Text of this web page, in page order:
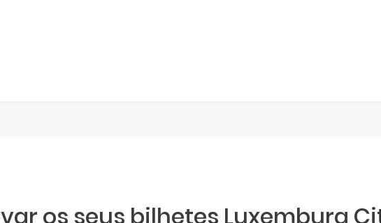
os seus bilhetes Luxemburg